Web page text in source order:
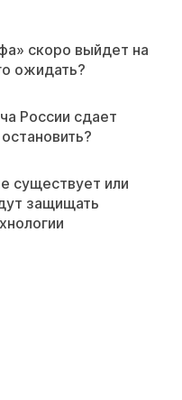
скоро выйдет на
ожидать?
России сдает
существует или
защищать